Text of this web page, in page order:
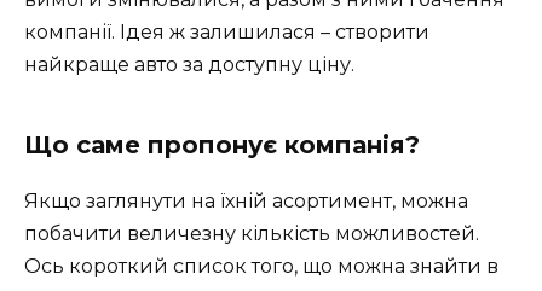
компанії. Ідея ж залишилася – створити
найкраще авто за доступну ціну.
Що саме пропонує компанія?
Якщо заглянути на їхній асортимент, можна
побачити величезну кількість можливостей.
Ось короткий список того, що можна знайти в